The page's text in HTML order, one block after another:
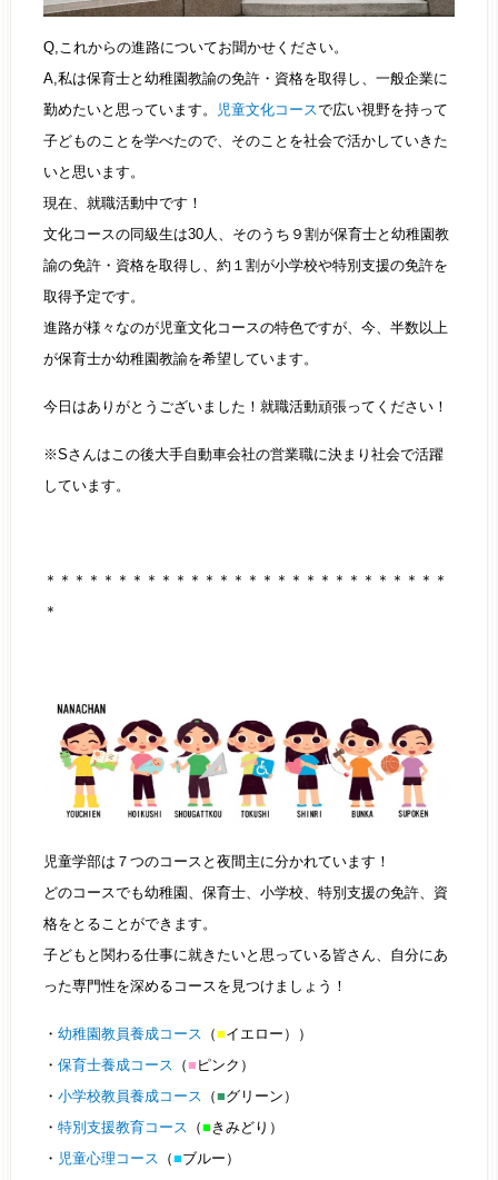
Q,これからの進路についてお聞かせください。
A,私は保育士と幼稚園教諭の免許・資格を取得し、一般企業に
勤めたいと思っています。
児童文化コースで広い視野を持って
子どものことを学べたので、そのことを社会で活かしていきた
いと思います。
現在、就職活動中です！
文化コースの同級生は30人、そのうち９割が保育士と幼稚園教
諭の免許・資格を取得し、約１割が小学校や特別支援の免許を
取得予定です。
進路が様々なのが児童文化コースの特色ですが、今、半数以上
が保育士か幼稚園教諭を希望しています。
今日はありがとうございました！就職活動頑張ってください！
※Sさんはこの後大手自動車会社の営業職に決まり社会で活躍
しています。
＊＊＊＊＊＊＊＊＊＊＊＊＊＊＊＊＊＊＊＊＊＊＊＊＊＊＊＊
＊
児童学部は７つのコースと夜間主に分かれています！
どのコースでも幼稚園、保育士、小学校、特別支援の免許、資
格をとることができます。
子どもと関わる仕事に就きたいと思っている皆さん、自分にあ
った専門性を深めるコースを見つけましょう！
・幼稚園教員養成コース （■イエロー））
・保育士養成コース （ ■ ピンク）
・小学校教員養成コース （■グリーン）
・特別支援教育コース （■ きみどり ）
・ 児童心理コース （■ブルー）